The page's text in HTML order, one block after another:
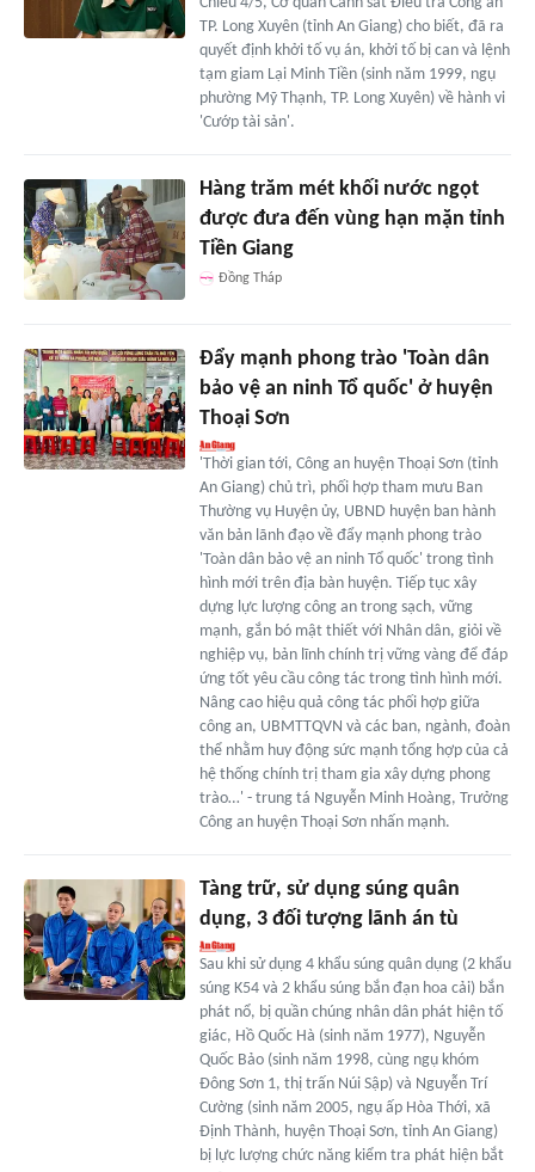
TP. Long Xuyên (tỉnh An Giang) cho biết, đã ra
quyết định khởi tố vụ án, khởi tố bị can và lệnh
tạm giam Lại Minh Tiền (sinh năm 1999, ngụ
phường Mỹ Thạnh, TP. Long Xuyên) về hành vi
'Cướp tài sản'.
Hàng trăm mét khối nước ngọt
được đưa đến vùng hạn mặn tỉnh
Tiền Giang
Đồng Tháp
Đẩy mạnh phong trào 'Toàn dân
bảo vệ an ninh Tổ quốc' ở huyện
Thoại Sơn
'Thời gian tới, Công an huyện Thoại Sơn (tỉnh
An Giang) chủ trì, phối hợp tham mưu Ban
Thường vụ Huyện ủy, UBND huyện ban hành
văn bản lãnh đạo về đẩy mạnh phong trào
'Toàn dân bảo vệ an ninh Tổ quốc' trong tình
hình mới trên địa bàn huyện. Tiếp tục xây
dựng lực lượng công an trong sạch, vững
mạnh, gắn bó mật thiết với Nhân dân, giỏi về
nghiệp vụ, bản lĩnh chính trị vững vàng để đáp
ứng tốt yêu cầu công tác trong tình hình mới.
Nâng cao hiệu quả công tác phối hợp giữa
công an, UBMTTQVN và các ban, ngành, đoàn
thể nhằm huy động sức mạnh tổng hợp của cả
hệ thống chính trị tham gia xây dựng phong
trào…' - trung tá Nguyễn Minh Hoàng, Trưởng
Công an huyện Thoại Sơn nhấn mạnh.
Tàng trữ, sử dụng súng quân
dụng, 3 đối tượng lãnh án tù
Sau khi sử dụng 4 khẩu súng quân dụng (2 khẩu
súng K54 và 2 khẩu súng bắn đạn hoa cải) bắn
phát nổ, bị quần chúng nhân dân phát hiện tố
giác, Hồ Quốc Hà (sinh năm 1977), Nguyễn
Quốc Bảo (sinh năm 1998, cùng ngụ khóm
Đông Sơn 1, thị trấn Núi Sập) và Nguyễn Trí
Cường (sinh năm 2005, ngụ ấp Hòa Thới, xã
Định Thành, huyện Thoại Sơn, tỉnh An Giang)
bị lực lượng chức năng kiểm tra phát hiện bắt